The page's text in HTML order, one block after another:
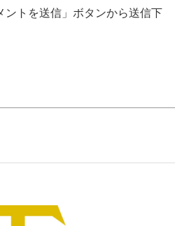
ントを送信」ボタンから送信下